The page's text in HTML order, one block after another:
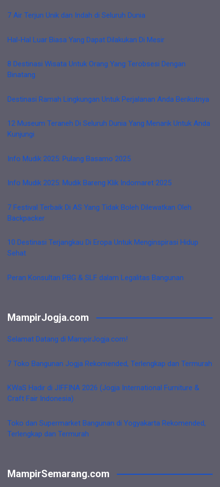
7 Air Terjun Unik dan Indah di Seluruh Dunia
Hal-Hal Luar Biasa Yang Dapat Dilakukan Di Mesir
8 Destinasi Wisata Untuk Orang Yang Terobsesi Dengan
Binatang
Destinasi Ramah Lingkungan Untuk Perjalanan Anda Berikutnya
12 Museum Teraneh Di Seluruh Dunia Yang Menarik Untuk Anda
Kunjungi
Info Mudik 2025: Pulang Basamo 2025
Info Mudik 2025: Mudik Bareng Klik Indomaret 2025
7 Festival Terbaik Di AS Yang Tidak Boleh Dilewatkan Oleh
Backpacker
10 Destinasi Terjangkau Di Eropa Untuk Menginspirasi Hidup
Sehat
Peran Konsultan PBG & SLF dalam Legalitas Bangunan
MampirJogja.com
Selamat Datang di MampirJogja.com!
7 Toko Bangunan Jogja Rekomended, Terlengkap dan Termurah
KWaS Hadir di JIFFINA 2026 (Jogja International Furniture &
Craft Fair Indonesia)
Toko dan Supermarket Bangunan di Yogyakarta Rekomended,
Terlengkap dan Termurah
MampirSemarang.com